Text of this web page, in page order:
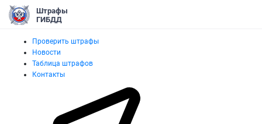
Штрафы
ГИБДД
Проверить штрафы
Новости
Таблица штрафов
Контакты